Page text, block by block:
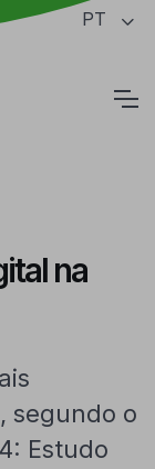
PT
na
segundo o
Estudo